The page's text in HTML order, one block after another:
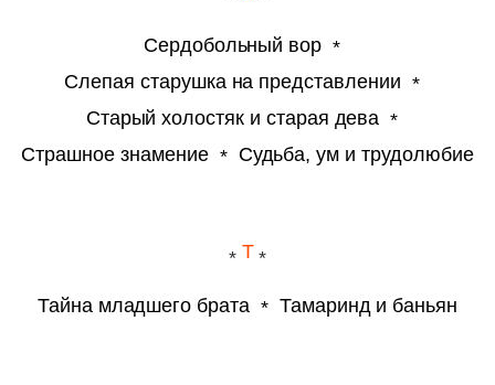
Сердобольный вор
Слепая старушка на представлении
Старый холостяк и старая дева
Страшное знамение
Судьба, ум и трудолюбие
Т
Тайна младшего брата Тамаринд и баньян